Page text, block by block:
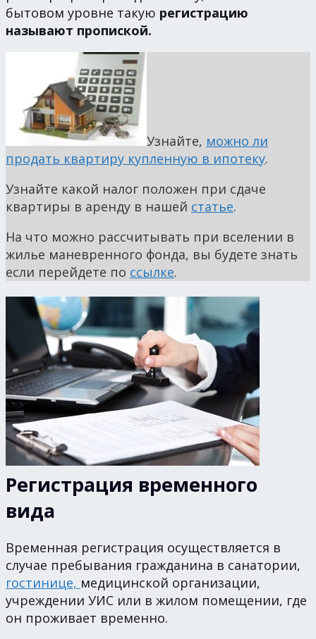
бытовом уровне такую регистрацию
называют пропиской.
Узнайте, можно ли
продать квартиру купленную в ипотеку.
Узнайте какой налог положен при сдаче
квартиры в аренду в нашей статье.
На что можно рассчитывать при вселении в
жилье маневренного фонда, вы будете знать
если перейдете по ссылке.
Регистрация временного
вида
Временная регистрация осуществляется в
случае пребывания гражданина в санатории,
гостинице, медицинской организации,
учреждении УИС или в жилом помещении, где
он проживает временно.